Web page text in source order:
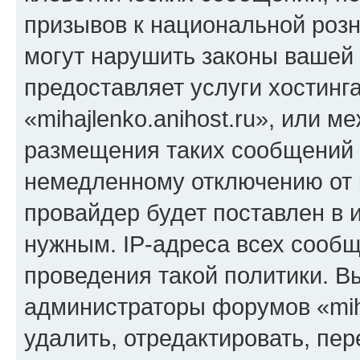
призывов к национальной
могут нарушить законы
предоставляет услуги
«mihajlenko.anihost.ru», или
размещения таких
немедленному отключению
провайдер будет поставлен в
нужным. IP-адреса всех
проведения такой политики.
администраторы форумов
удалить, отредактировать,